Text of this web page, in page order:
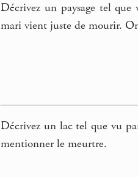
Décrivez un paysage tel
mari vient juste de mourir.
Décrivez un lac tel que vu
mentionner le meurtre.